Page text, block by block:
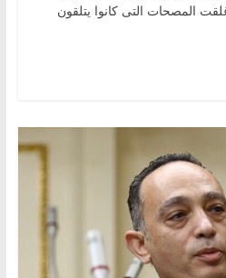
المصحات التى كانوا يتلقون